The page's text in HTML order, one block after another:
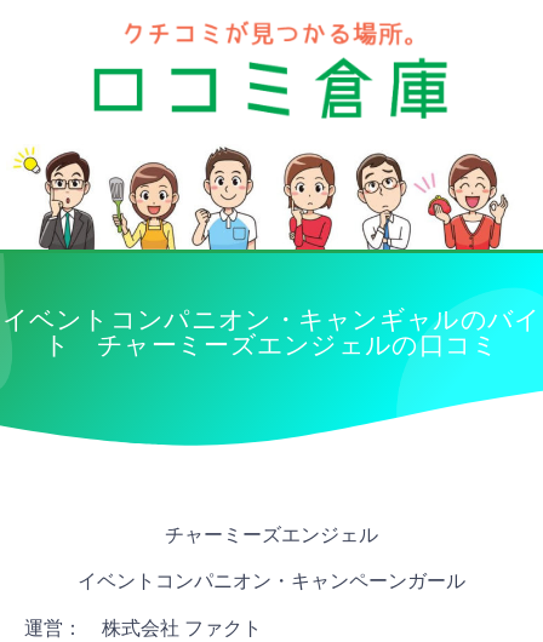
イベントコンパニオン・キャンギャルのバイ
ト チャーミーズエンジェルの口コミ
チャーミーズエンジェル
イベントコンパニオン・キャンペーンガール
運営： 株式会社 ファクト